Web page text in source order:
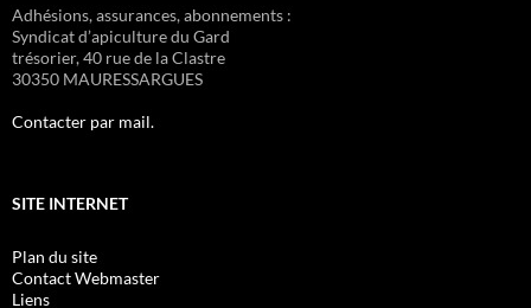
Adhésions, assurances, abonnements :
Syndicat d’apiculture du Gard
trésorier, 40 rue de la Clastre
30350 MAURESSARGUES
Contacter par mail.
SITE INTERNET
Plan du site
Contact Webmaster
Liens